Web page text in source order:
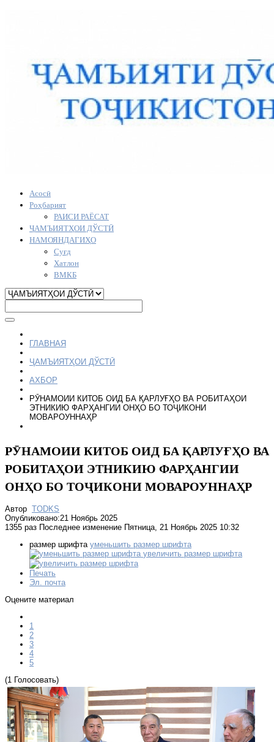
Асосӣ
Роҳбарият
РАИСИ РАЁСАТ
ҶАМЪИЯТҲОИ ДЎСТӢ
НАМОЯНДАГИҲО
Суғд
Хатлон
ВМКБ
ГЛАВНАЯ
ҶАМЪИЯТҲОИ ДЎСТӢ
АХБОР
РӮНАМОИИ КИТОБ ОИД БА ҚАРЛУҒҲО ВА РОБИТАҲОИ
ЭТНИКИЮ ФАРҲАНГИИ ОНҲО БО ТОҶИКОНИ
МОВАРОУННАҲР
РӮНАМОИИ КИТОБ ОИД БА ҚАРЛУҒҲО ВА
РОБИТАҲОИ ЭТНИКИЮ ФАРҲАНГИИ
ОНҲО БО ТОҶИКОНИ МОВАРОУННАҲР
Автор TODKS
Опубликовано:21 Ноябрь 2025
1355 раз Последнее изменение Пятница, 21 Ноябрь 2025 10:32
размер шрифта уменьшить размер шрифта
увеличить размер шрифта
Печать
Эл. почта
Оцените материал
1
2
3
4
5
(1 Голосовать)